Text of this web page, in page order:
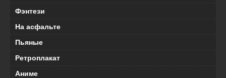
Фэнтези
На асфальте
Пьяные
Ретроплакат
Аниме